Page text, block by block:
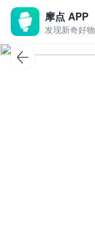
摩点 APP
发现新奇好物